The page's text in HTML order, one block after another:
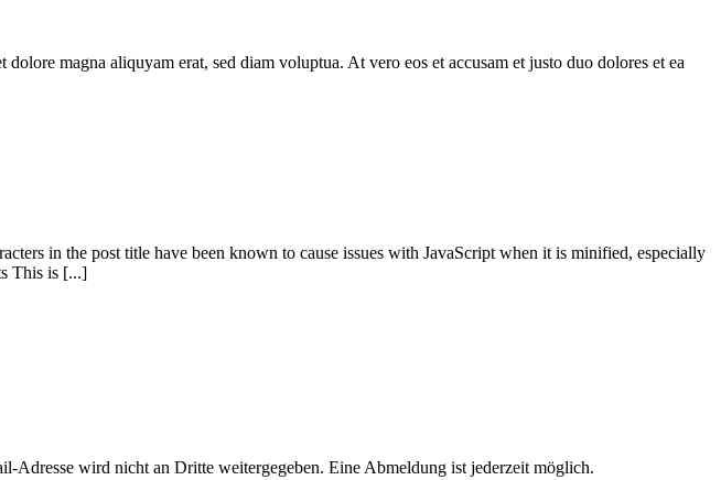
magna aliquyam erat, sed diam voluptua. At vero eos et accusam et justo duo dolores et ea
in the post title have been known to cause issues with JavaScript when it is minified, especially
This is [...]
Adresse wird nicht an Dritte weitergegeben. Eine Abmeldung ist jederzeit möglich.